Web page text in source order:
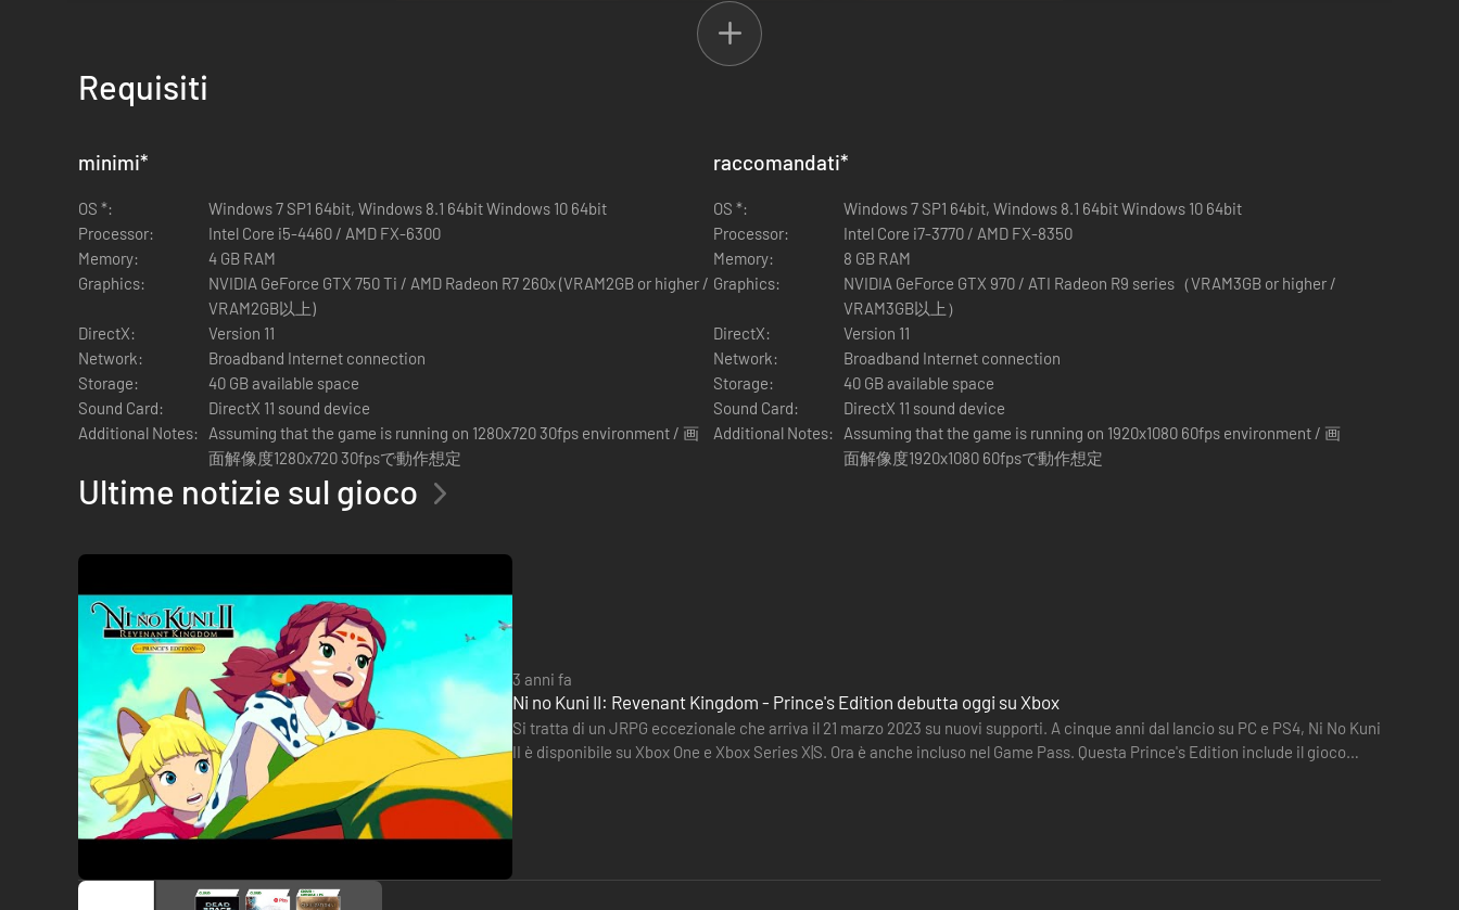
Benvenuto nel meraviglioso mondo di Ni no Kuni!
Dopo un colpo di stato che lo ha privato del suo trono, il giovane re Evan decide di affrontare un'impresa straordinaria per fondare un nuovo regno, unire il suo mondo e proteggere i suoi
abitanti dalle forze oscure che li minacciano.
Accompagnalo in un'avventura indimenticabile al limite tra film d'animazione e videogioco. Sviluppato da LEVEL-5, Ni no Kuni II è pieno di magnifici personaggi ideati dal leggendario
Yoshiyuki Momose e vanta una sensazionale colonna sonora creata dal celeberrimo Joe Hisaishi.
Requisiti
minimi*
OS *:
Windows 7 SP1 64bit, Windows 8.1 64bit Windows 10 64bit
Processor:
Intel Core i5-4460 / AMD FX-6300
Memory:
4 GB RAM
Graphics:
NVIDIA GeForce GTX 750 Ti / AMD Radeon R7 260x (VRAM2GB or higher /
VRAM2GB以上)
DirectX:
Version 11
Network:
Broadband Internet connection
Storage:
40 GB available space
Sound Card:
DirectX 11 sound device
Additional Notes:
Assuming that the game is running on 1280x720 30fps environment / 画
面解像度1280x720 30fpsで動作想定
raccomandati*
OS *:
Windows 7 SP1 64bit, Windows 8.1 64bit Windows 10 64bit
Processor:
Intel Core i7-3770 / AMD FX-8350
Memory:
8 GB RAM
Graphics:
NVIDIA GeForce GTX 970 / ATI Radeon R9 series（VRAM3GB or higher /
VRAM3GB以上）
DirectX:
Version 11
Network:
Broadband Internet connection
Storage:
40 GB available space
Sound Card:
DirectX 11 sound device
Additional Notes:
Assuming that the game is running on 1920x1080 60fps environment / 画
面解像度1920x1080 60fpsで動作想定
Ultime notizie sul gioco
3 anni fa
Ni no Kuni II: Revenant Kingdom - Prince's Edition debutta oggi su Xbox
Si tratta di un JRPG eccezionale che arriva il 21 marzo 2023 su nuovi supporti. A cinque anni dal lancio su PC e PS4, Ni No Kuni
II è disponibile su Xbox One e Xbox Series X|S. Ora è anche incluso nel Game Pass. Questa Prince's Edition include il gioco